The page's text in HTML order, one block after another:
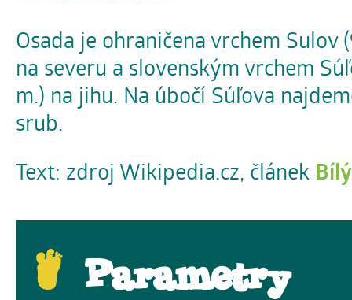
Osada je ohraničena vrchem Sulov
na severu a slovenským vrchem
m.) na jihu. Na úbočí Súľova
srub.
Text: zdroj Wikipedia.cz, článek
Parametry